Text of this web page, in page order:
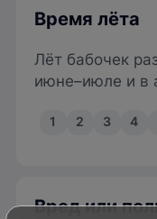
Время лёта
Лёт бабочек
июне–июле и в
1 2 3 4
Вред или